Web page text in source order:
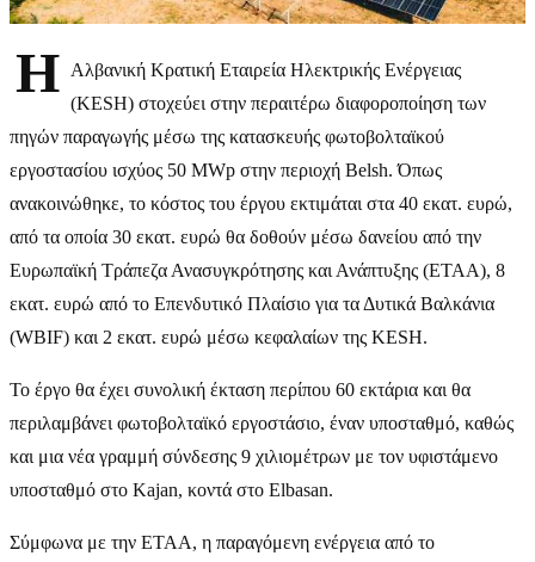
Η
Αλβανική Κρατική Εταιρεία Ηλεκτρικής Ενέργειας
(KESH) στοχεύει στην περαιτέρω διαφοροποίηση των
πηγών παραγωγής μέσω της κατασκευής φωτοβολταϊκού
εργοστασίου ισχύος 50 MWp στην περιοχή Belsh. Όπως
ανακοινώθηκε, το κόστος του έργου εκτιμάται στα 40 εκατ. ευρώ,
από τα οποία 30 εκατ. ευρώ θα δοθούν μέσω δανείου από την
Ευρωπαϊκή Τράπεζα Ανασυγκρότησης και Ανάπτυξης (ΕΤΑΑ), 8
εκατ. ευρώ από το Επενδυτικό Πλαίσιο για τα Δυτικά Βαλκάνια
(WBIF) και 2 εκατ. ευρώ μέσω κεφαλαίων της KESH.
Το έργο θα έχει συνολική έκταση περίπου 60 εκτάρια και θα
περιλαμβάνει φωτοβολταϊκό εργοστάσιο, έναν υποσταθμό, καθώς
και μια νέα γραμμή σύνδεσης 9 χιλιομέτρων με τον υφιστάμενο
υποσταθμό στο Kajan, κοντά στο Elbasan.
Σύμφωνα με την ΕΤΑΑ, η παραγόμενη ενέργεια από το